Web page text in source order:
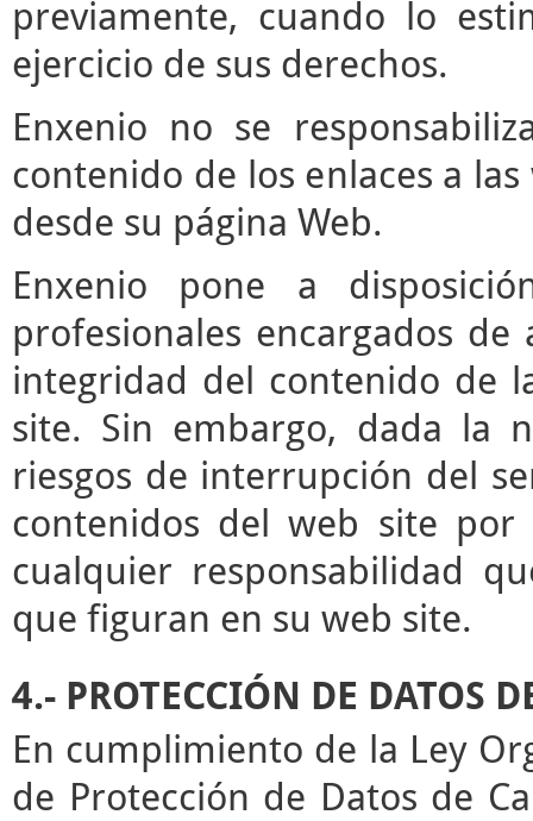
previamente, cuando lo
ejercicio de sus derechos.
Enxenio no se
contenido de los enlaces a
desde su página Web.
Enxenio pone a
profesionales encargados
integridad del contenido de
site. Sin embargo, dada la
riesgos de interrupción del
contenidos del web site por
cualquier responsabilidad
que figuran en su web site.
4.- PROTECCIÓN DE DATOS
En cumplimiento de la Ley
de Protección de Datos de